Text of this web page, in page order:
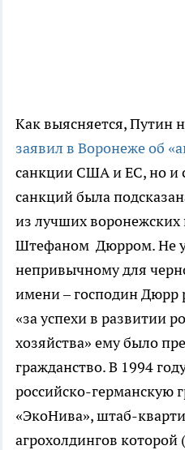
Как выясняется, Путин
заявил в Воронеже об
санкции США и ЕС, но и
санкций была
из лучших
Штефаном Дюрром. Не
непривычному для
имени – господин Дюрр
«за успехи в развитии
хозяйства» ему было
гражданство. В 1994
российско-германскую
«ЭкоНива», штаб-
агрохолдингов